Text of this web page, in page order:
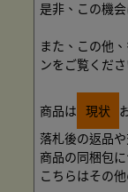
是非、この機
また、この他
ンをご覧くださ
商品は 現状
落札後の返品
商品の同梱包
こちらはその